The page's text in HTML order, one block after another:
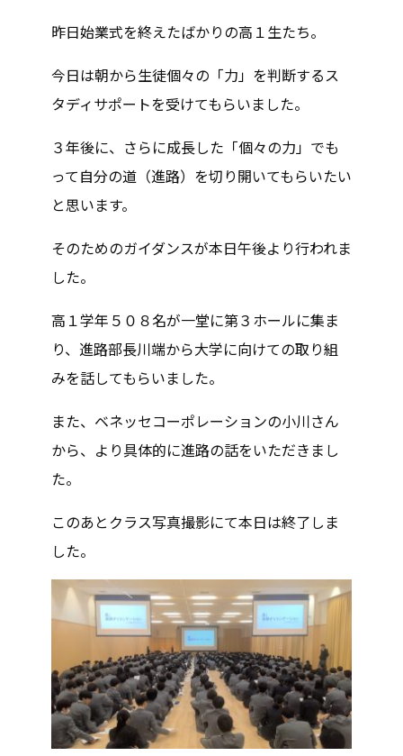
昨日始業式を終えたばかりの高１生たち。
今日は朝から生徒個々の「力」を判断するス
タディサポートを受けてもらいました。
３年後に、さらに成長した「個々の力」でも
って自分の道（進路）を切り開いてもらいたい
と思います。
そのためのガイダンスが本日午後より行われま
した。
高１学年５０８名が一堂に第３ホールに集ま
り、進路部長川端から大学に向けての取り組
みを話してもらいました。
また、ベネッセコーポレーションの小川さん
から、より具体的に進路の話をいただきまし
た。
このあとクラス写真撮影にて本日は終了しま
した。